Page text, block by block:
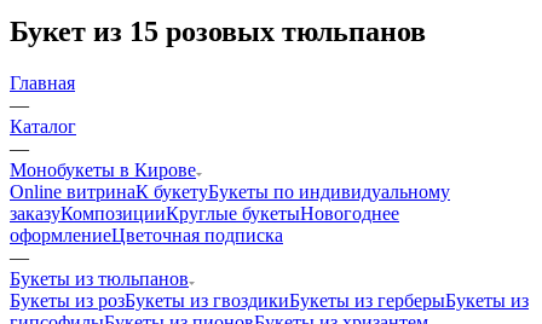
Букет из 15 розовых тюльпанов
Главная
—
Каталог
—
Монобукеты в Кирове
Online витринаК букетуБукеты по индивидуальному
заказуКомпозицииКруглые букетыНовогоднее
оформлениеЦветочная подписка
—
Букеты из тюльпанов
Букеты из розБукеты из гвоздикиБукеты из герберыБукеты из